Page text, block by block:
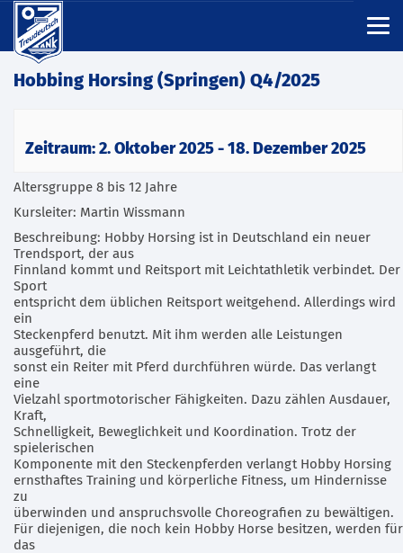
Hobbing Horsing (Springen) Q4/2025
Zeitraum: 2. Oktober 2025 - 18. Dezember 2025
Altersgruppe 8 bis 12 Jahre
Kursleiter: Martin Wissmann
Beschreibung: Hobby Horsing ist in Deutschland ein neuer
Trendsport, der aus
Finnland kommt und Reitsport mit Leichtathletik verbindet. Der
Sport
entspricht dem üblichen Reitsport weitgehend. Allerdings wird
ein
Steckenpferd benutzt. Mit ihm werden alle Leistungen
ausgeführt, die
sonst ein Reiter mit Pferd durchführen würde. Das verlangt
eine
Vielzahl sportmotorischer Fähigkeiten. Dazu zählen Ausdauer,
Kraft,
Schnelligkeit, Beweglichkeit und Koordination. Trotz der
spielerischen
Komponente mit den Steckenpferden verlangt Hobby Horsing
ernsthaftes Training und körperliche Fitness, um Hindernisse
zu
überwinden und anspruchsvolle Choreografien zu bewältigen.
Für diejenigen, die noch kein Hobby Horse besitzen, werden für
das